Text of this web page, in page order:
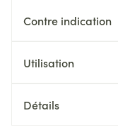
Contre indication
Utilisation
Détails